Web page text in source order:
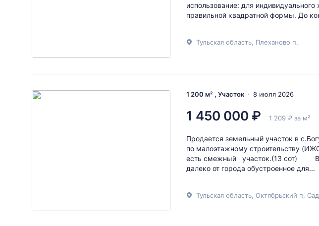
использование: для
правильной квадратной формы. До
Тульская область, Плеханово п,
1 200 м² , Участок 8 июля 2026
1 450 000 ₽ 1 209 ₽ за м²
Продается земельный участок в
по малоэтажному строительству
есть смежный участок.(13 сот) Вы
далеко от города обустроенное для...
Тульская область, Октябрьский п,